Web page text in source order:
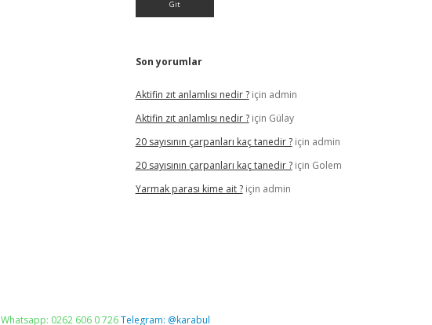
Son yorumlar
Aktifin zıt anlamlısı nedir ?için admin
Aktifin zıt anlamlısı nedir ?için Gülay
20 sayısının çarpanları kaç tanedir ?için admin
20 sayısının çarpanları kaç tanedir ?için Golem
Yarmak parası kime ait ?için admin
Whatsapp: 0262 606 0 726Telegram: @karabul